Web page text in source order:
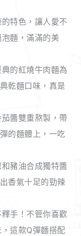
特色，讓人愛不
麵，滿滿的美
的紅燒牛肉麵為
乾麵口味，真是
醬雙重熬製，帶
的麵體上，一吃
豬油合成獨特醬
香氣十足的勁辣
手！不管你喜歡
這款Q彈麵搭配